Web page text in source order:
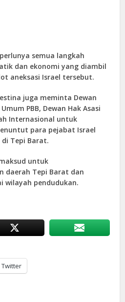
semua langkah
dan ekonomi yang diambil
aneksasi Israel tersebut.
juga meminta Dewan
PBB, Dewan Hak Asasi
Internasional untuk
para pejabat Israel
Tepi Barat.
untuk
daerah Tepi Barat dan
wilayah pendudukan.
Twitter